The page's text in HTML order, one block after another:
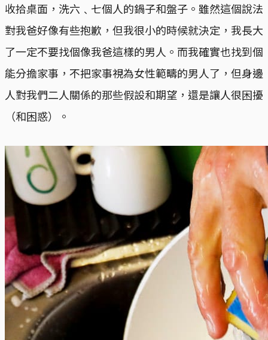
收拾桌面，洗六﹑七個人的鍋子和盤子。雖然這個說法
對我爸好像有些抱歉，但我很小的時候就決定，我長大
了一定不要找個像我爸這樣的男人。而我確實也找到個
能分擔家事，不把家事視為女性範疇的男人了，但身邊
人對我們二人關係的那些假設和期望，還是讓人很困擾
（和困惑）。